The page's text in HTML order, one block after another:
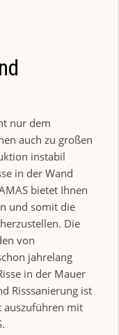
nur dem
auch zu großen
instabil
in der Wand
bietet Ihnen
und somit die
Die
von
jahrelang
in der Mauer
Risssanierung ist
auszuführen mit